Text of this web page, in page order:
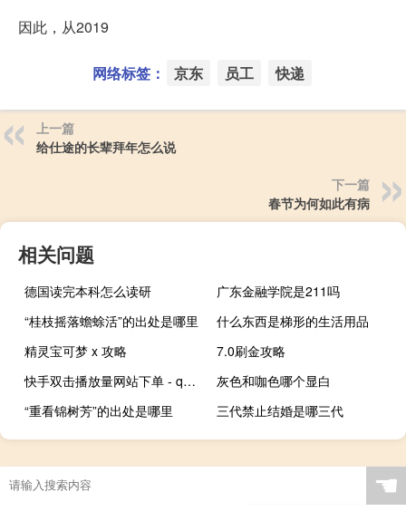
因此，从2019
网络标签： 京东 员工 快递
上一篇
给仕途的长辈拜年怎么说
下一篇
春节为何如此有病
相关问题
德国读完本科怎么读研
广东金融学院是211吗
“桂枝摇落蟾蜍活”的出处是哪里
什么东西是梯形的生活用品
精灵宝可梦 x 攻略
7.0刷金攻略
快手双击播放量网站下单 - qq空间浏览量包括自己吗_点赞评论起着至关重要
灰色和咖色哪个显白
“重看锦树芳”的出处是哪里
三代禁止结婚是哪三代
☚